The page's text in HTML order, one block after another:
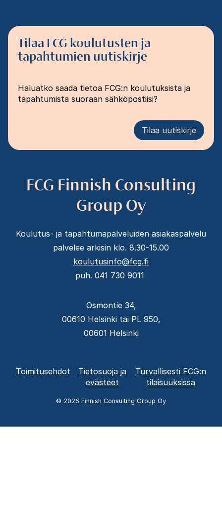
Tilaa FCG koulutusten ja
tapahtumien uutiskirje
Haluatko saada tietoa FCG:n koulutuksista ja
tapahtumista suoraan sähköpostiisi?
Tilaa uutiskirje
FCG Finnish Consulting
Group Oy
Koulutus- ja tapahtumapalveluiden asiakaspalvelu
palvelee arkisin klo. 8.30-15.00
koulutusinfo@fcg.fi
puh. 041 730 9011
Osmontie 34,
00610 Helsinki tai PL 950,
00601 Helsinki
Alatunnisteen
Toimitusehdot
Tietosuoja ja
evästeet
Turvallisesti FCG:n
tilaisuuksissa
© 2026 Finnish Consulting Group Oy